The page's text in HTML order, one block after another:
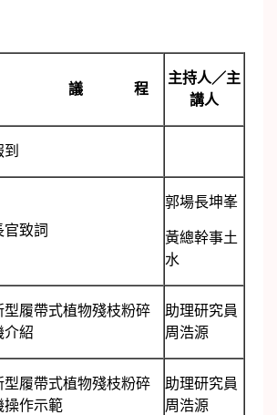
議 程
主持人／主
講人
到
官致詞
郭場長坤峯
黃總幹事土
水
型履帶式植物殘枝粉碎
介紹
助理研究員
周浩源
型履帶式植物殘枝粉碎
操作示範
助理研究員
周浩源